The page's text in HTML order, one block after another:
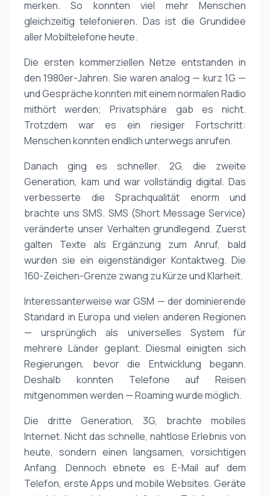
merken. So konnten viel mehr Menschen
gleichzeitig telefonieren. Das ist die Grundidee
aller Mobiltelefone heute.
Die ersten kommerziellen Netze entstanden in
den 1980er-Jahren. Sie waren analog — kurz 1G —
und Gespräche konnten mit einem normalen Radio
mithört werden; Privatsphäre gab es nicht.
Trotzdem war es ein riesiger Fortschritt:
Menschen konnten endlich unterwegs anrufen.
Danach ging es schneller. 2G, die zweite
Generation, kam und war vollständig digital. Das
verbesserte die Sprachqualität enorm und
brachte uns SMS. SMS (Short Message Service)
veränderte unser Verhalten grundlegend. Zuerst
galten Texte als Ergänzung zum Anruf, bald
wurden sie ein eigenständiger Kontaktweg. Die
160-Zeichen-Grenze zwang zu Kürze und Klarheit.
Interessanterweise war GSM — der dominierende
Standard in Europa und vielen anderen Regionen
— ursprünglich als universelles System für
mehrere Länder geplant. Diesmal einigten sich
Regierungen, bevor die Entwicklung begann.
Deshalb konnten Telefone auf Reisen
mitgenommen werden — Roaming wurde möglich.
Die dritte Generation, 3G, brachte mobiles
Internet. Nicht das schnelle, nahtlose Erlebnis von
heute, sondern einen langsamen, vorsichtigen
Anfang. Dennoch ebnete es E-Mail auf dem
Telefon, erste Apps und mobile Websites. Geräte